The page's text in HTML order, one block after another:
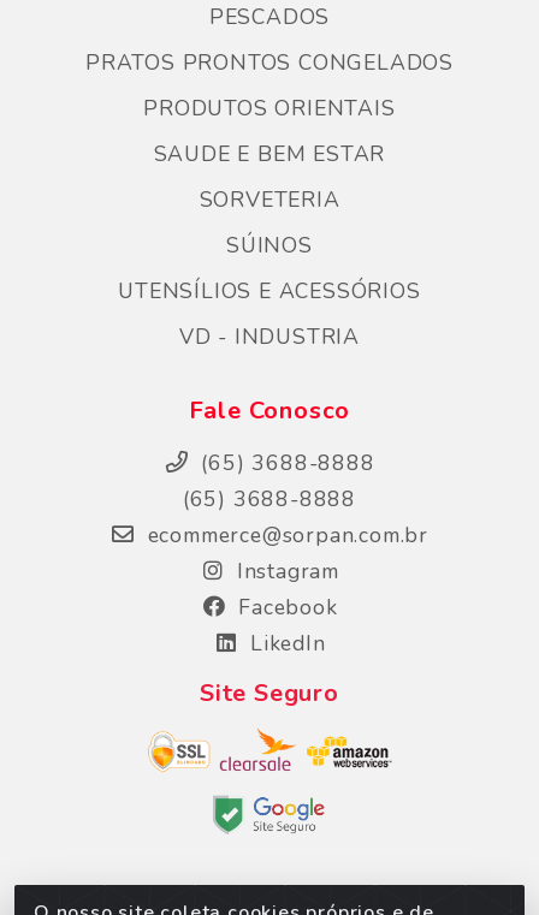
PESCADOS
PRATOS PRONTOS CONGELADOS
PRODUTOS ORIENTAIS
SAUDE E BEM ESTAR
SORVETERIA
SÚINOS
UTENSÍLIOS E ACESSÓRIOS
VD - INDUSTRIA
Fale Conosco
(65) 3688-8888
(65) 3688-8888
ecommerce@sorpan.com.br
Instagram
Facebook
LikedIn
Site Seguro